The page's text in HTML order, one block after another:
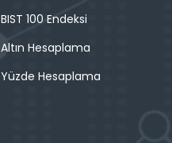
BIST 100 Endeksi
Altın Hesaplama
Yüzde Hesaplama